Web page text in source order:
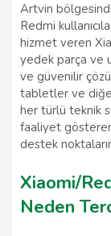
Artvin
Redmi
hizmet veren
yedek parça ve
ve güvenilir
tabletler ve
her türlü teknik
faaliyet
destek
Xiaomi/
Neden